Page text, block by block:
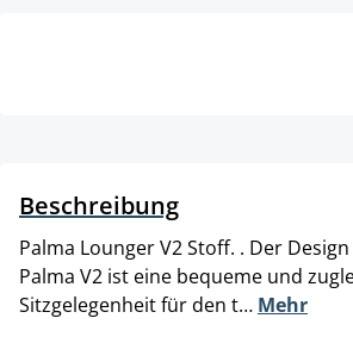
Beschreibung
Palma Lounger V2 Stoff. . Der
Palma V2 ist eine bequeme und
Sitzgelegenheit für den t… Mehr